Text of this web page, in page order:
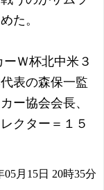
た。
ーＷ杯北中米３
表の森保一監
ー協会会長、
クター＝１５
05月15日 20時35分